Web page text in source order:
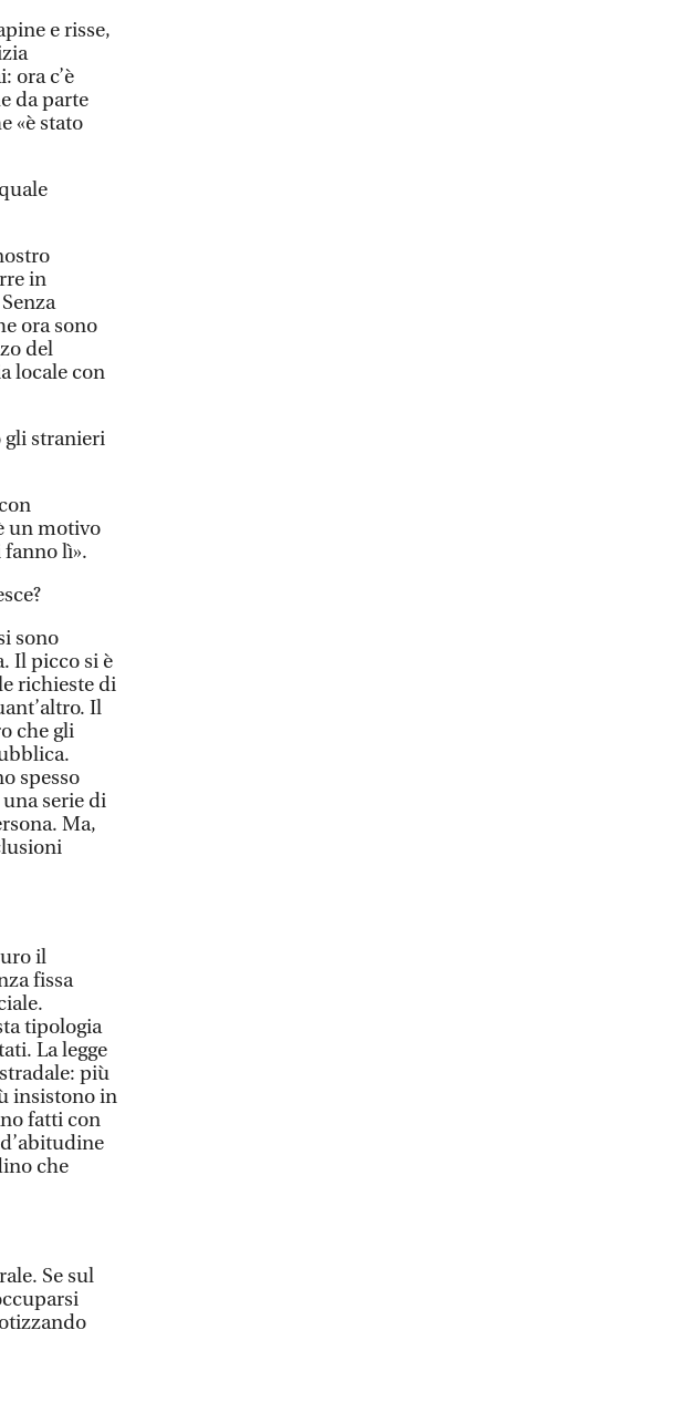
e risse,
ora c’è
da parte
«è stato
in
ora sono
del
locale con
gli stranieri
un motivo
lì».
sono
Il picco si è
richieste di
Il
che gli
spesso
serie di
Ma,
il
fissa
tipologia
La legge
più
insistono in
fatti con
che
Se sul